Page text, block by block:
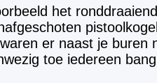
het
er naast je
toe iedereen